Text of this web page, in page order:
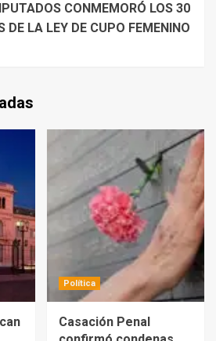
CONMEMORÓ LOS 30
DE LA LEY DE CUPO FEMENINO
Política
Casación Penal